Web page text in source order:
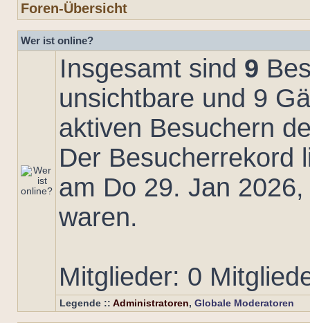
Foren-Übersicht
Wer ist online?
Insgesamt sind 9
unsichtbare und 9
aktiven Besuchern
Der Besucherrekord
am Do 29. Jan
waren.
Mitglieder: 0
Legende :: Administratoren, Globale Moderatoren